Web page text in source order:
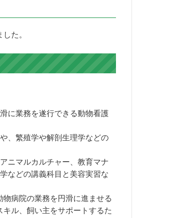
た。
に業務を遂行できる動物看護
、繁殖学や解剖生理学などの
ニマルカルチャー、教育マナ
などの講義科目と美容実習な
病院の業務を円滑に進ませる
ル、飼い主をサポートするた